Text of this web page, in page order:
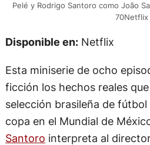
Pelé y Rodrigo Santoro como João
70Netflix
Disponible en:Netflix
Esta miniserie de ocho
ficción los hechos reales
selección brasileña de
copa en el Mundial de
Santoro interpreta al